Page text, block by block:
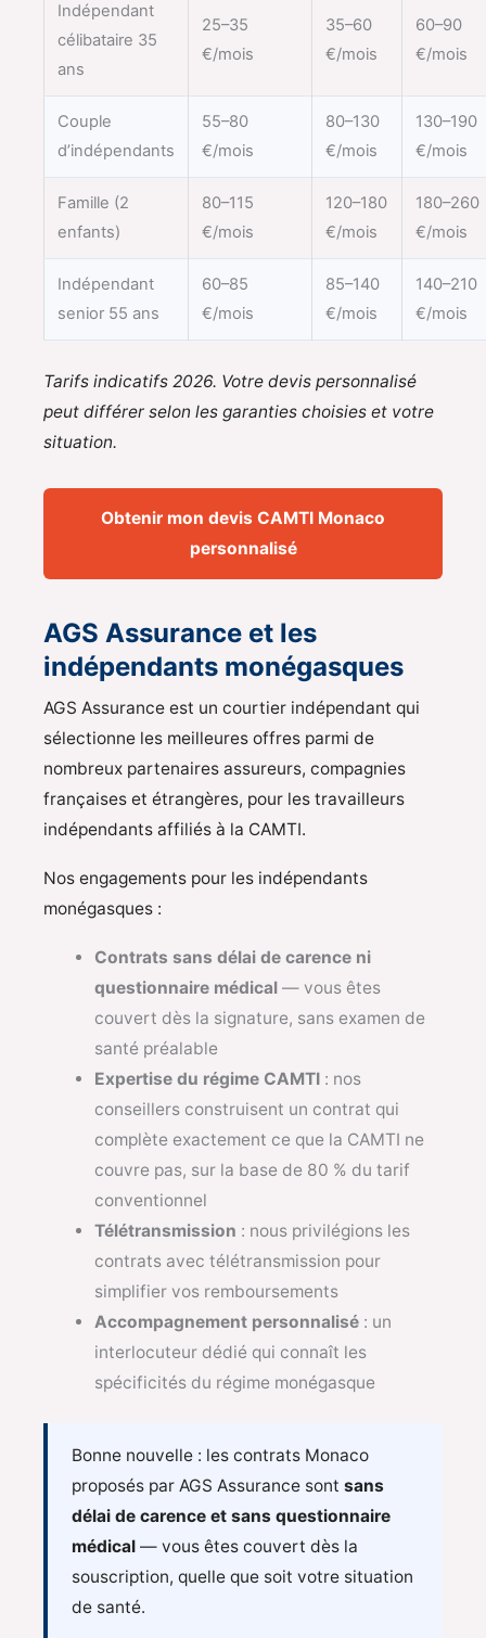
Indépendant
célibataire 35
ans
25–35
€/mois
35–60
€/mois
60–90
€/mois
Couple
d’indépendants
55–80
€/mois
80–130
€/mois
130–190
€/mois
Famille (2
enfants)
80–115
€/mois
120–180
€/mois
180–260
€/mois
Indépendant
senior 55 ans
60–85
€/mois
85–140
€/mois
140–210
€/mois
Tarifs indicatifs 2026. Votre devis personnalisé
peut différer selon les garanties choisies et votre
situation.
Obtenir mon devis CAMTI Monaco
personnalisé
AGS Assurance et les
indépendants monégasques
AGS Assurance est un courtier indépendant qui
sélectionne les meilleures offres parmi de
nombreux partenaires assureurs, compagnies
françaises et étrangères, pour les travailleurs
indépendants affiliés à la CAMTI.
Nos engagements pour les indépendants
monégasques :
Contrats sans délai de carence ni
questionnaire médical— vous êtes
couvert dès la signature, sans examen de
santé préalable
Expertise du régime CAMTI: nos
conseillers construisent un contrat qui
complète exactement ce que la CAMTI ne
couvre pas, sur la base de 80 % du tarif
conventionnel
Télétransmission : nous privilégions les
contrats avec télétransmission pour
simplifier vos remboursements
Accompagnement personnalisé: un
interlocuteur dédié qui connaît les
spécificités du régime monégasque
Bonne nouvelle : les contrats Monaco
proposés par AGS Assurance sont sans
délai de carence et sans questionnaire
médical— vous êtes couvert dès la
souscription, quelle que soit votre situation
de santé.